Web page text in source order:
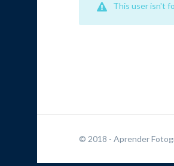
This user isn't
© 2018 - Aprender